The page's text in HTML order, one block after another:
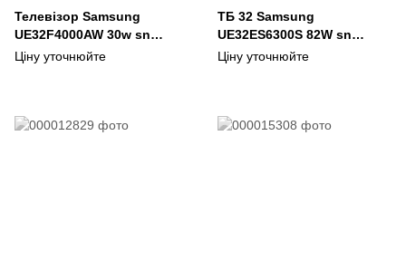
Телевізор Samsung
UE32F4000AW 30w sn
B5E03HAF101257R
Ціну уточнюйте
ТБ 32 Samsung
UE32ES6300S 82W sn
B4M03HMC400124R
Ціну уточнюйте